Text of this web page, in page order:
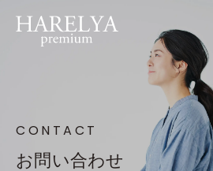
CONTACT
お問い合わせ